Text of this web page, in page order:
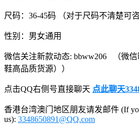
尺码：36-45码 （对于尺码不清楚可
性别：男女通用
微信关注新款动态: bbww206 （微
鞋高品质货源））
点击QQ右侧号直接聊天 点此聊天
香港台湾澳门地区朋友请发邮件 (If
us): 3348650891@QQ.com